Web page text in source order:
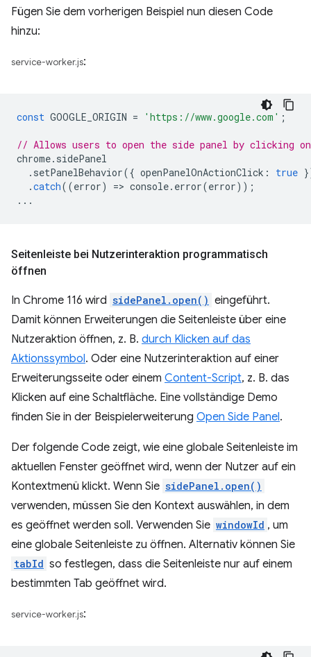
Fügen Sie dem vorherigen Beispiel nun diesen Code
hinzu:
service-worker.js:
const GOOGLE_ORIGIN = 'https://www.google.com' ;
// Allows users to open the side panel by clicking
chrome. sidePanel
. setPanelBehavior({ openPanelOnActionClick : true
.catch((error) => console. error(error));
...
Seitenleiste bei Nutzerinteraktion programmatisch
öffnen
In Chrome 116 wird sidePanel.open() eingeführt.
Damit können Erweiterungen die Seitenleiste über eine
Nutzeraktion öffnen, z. B. durch Klicken auf das
Aktionssymbol. Oder eine Nutzerinteraktion auf einer
Erweiterungsseite oder einem Content-Script, z. B. das
Klicken auf eine Schaltfläche. Eine vollständige Demo
finden Sie in der Beispielerweiterung Open Side Panel.
Der folgende Code zeigt, wie eine globale Seitenleiste im
aktuellen Fenster geöffnet wird, wenn der Nutzer auf ein
Kontextmenü klickt. Wenn Sie sidePanel.open()
verwenden, müssen Sie den Kontext auswählen, in dem
es geöffnet werden soll. Verwenden Sie windowId , um
eine globale Seitenleiste zu öffnen. Alternativ können Sie
tabId so festlegen, dass die Seitenleiste nur auf einem
bestimmten Tab geöffnet wird.
service-worker.js: